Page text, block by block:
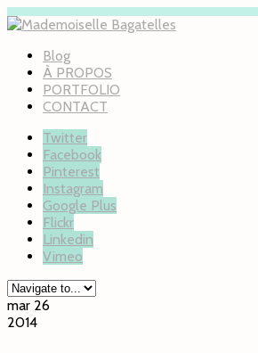
Blog
À PROPOS
PORTFOLIO
CONTACT
Twitter
Facebook
Pinterest
Instagram
Google Plus
Flickr
Linkedin
Vimeo
mar 26
2014